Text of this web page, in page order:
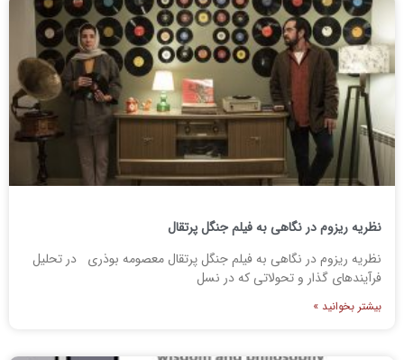
نظریه ریزوم در نگاهی به فیلم جنگل پرتقال
نظریه ریزوم در نگاهی به فیلم جنگل پرتقال معصومه بوذری در تحلیل
فرآیندهای گذار و تحولاتی که در نسل
بیشتر بخوانید »